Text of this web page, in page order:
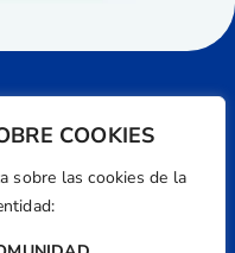
COOKIES
sobre las cookies de la